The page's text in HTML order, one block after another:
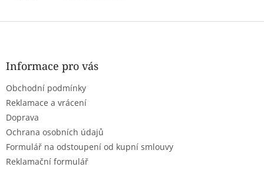
Z
Informace pro vás
Obchodní podmínky
Reklamace a vrácení
Doprava
Ochrana osobních údajů
Formulář na odstoupení od kupní smlouvy
Reklamační formulář